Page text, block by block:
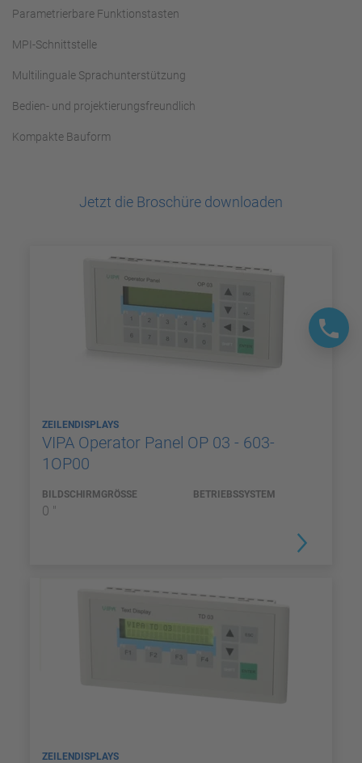
Parametrierbare Funktionstasten
MPI-Schnittstelle
Multilinguale Sprachunterstützung
Bedien- und projektierungsfreundlich
Kompakte Bauform
Jetzt die Broschüre downloaden
ZEILENDISPLAYS
VIPA Operator Panel OP 03 - 603-
1OP00
BILDSCHIRMGRÖSSE
0 "
BETRIEBSSYSTEM
ZEILENDISPLAYS